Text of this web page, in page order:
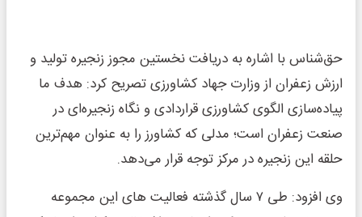
حق‌شناس با اشاره به دریافت نخستین مجوز زنجیره تولید و
ارزش زعفران از وزارت جهاد کشاورزی تصریح کرد: هدف ما
پیاده‌سازی الگوی کشاورزی قراردادی و نگاه زنجیره‌ای در
صنعت زعفران است؛ مدلی که کشاورز را به عنوان مهم‌ترین
حلقه این زنجیره در مرکز توجه قرار می‌دهد.
وی افزود: طی ۷ سال گذشته فعالیت های این مجموعه